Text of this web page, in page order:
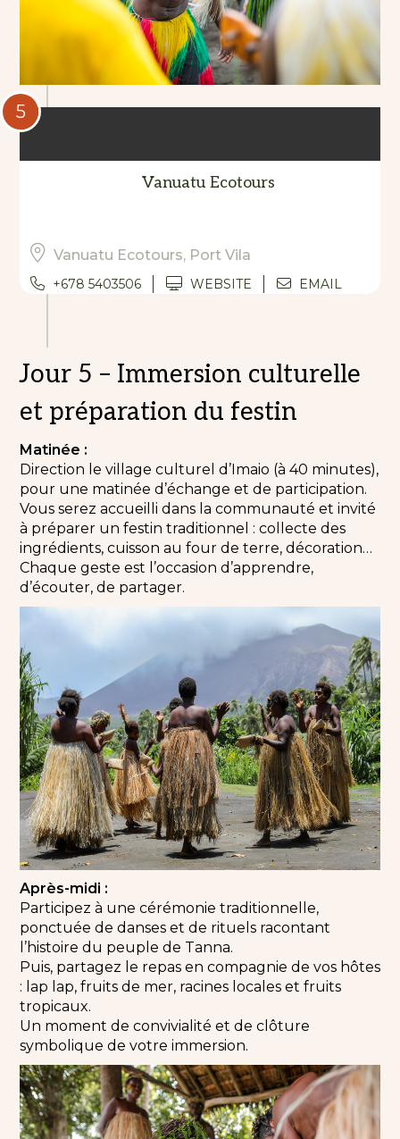
5
Vanuatu Ecotours
Vanuatu Ecotours, Port Vila
+678 5403506 WEBSITE EMAIL
Jour 5 – Immersion culturelle
et préparation du festin
Matinée :
Direction le village culturel d’Imaio (à 40 minutes),
pour une matinée d’échange et de participation.
Vous serez accueilli dans la communauté et invité
à préparer un festin traditionnel : collecte des
ingrédients, cuisson au four de terre, décoration…
Chaque geste est l’occasion d’apprendre,
d’écouter, de partager.
Après-midi :
Participez à une cérémonie traditionnelle,
ponctuée de danses et de rituels racontant
l’histoire du peuple de Tanna.
Puis, partagez le repas en compagnie de vos hôtes
: lap lap, fruits de mer, racines locales et fruits
tropicaux.
Un moment de convivialité et de clôture
symbolique de votre immersion.